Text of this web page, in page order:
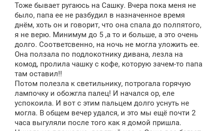
б
щ
н
и
Тоже бывает ругаюсь на Сашку. Вчера пока меня не
было, папа ее не разбудил в назначенное время
днём, хоть он и говорит, что она спала до полпятого,
я не верю. Минимум до 5 ,а то и больше, а это очень
долго. Соответсвенно, на ночь не могла уложить ее.
Она ползала по подлокотнику дивана, лезла на
комод, пролила чашку с кофе, которую зачем-то папа
там оставил!!
Потом полезла к светильнику, потрогала горячую
лампочку и обожгла палец! И начался ор, еле
успокоила. И вот с этим пальцем долго уснуть не
могла. В общем вечер удался, и это мы ещё почти 2
часа выгуляли после того как я домой пришла.